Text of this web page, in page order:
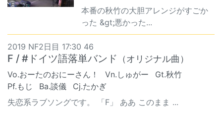
本番の秋竹の大胆アレンジがすごか
った &gt;悪かった...
2019 NF2日目 17:30 46
F / #ドイツ語落単バンド （オリジナル曲）
Vo.おーたのおにーさん！ Vn.しゅがー
Gt.秋竹
Pf.もじ
Ba.談儀
Cj.たかぎ
失恋系ラブソングです。 「F」 ああ このまま ...